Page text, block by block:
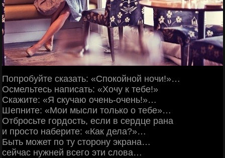
Попробуйте сказать: «Спокойной ночи!»…
Осмельтесь написать: «Хочу к тебе!»
Скажите: «Я скучаю очень-очень!»…
Шепните: «Мои мысли только о тебе»…
Отбросьте гордость, если в сердце рана
и просто наберите: «Как дела?»…
Быть может по ту сторону экрана…
сейчас нужней всего эти слова…